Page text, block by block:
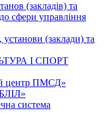
(закладів) та
сфери управління
(заклади) та
І СПОРТ
центр ПМСД»
система